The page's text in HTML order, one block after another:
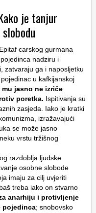
je tanjur
Epitaf carskog gurmana
nadziru i
zatvaraju ga i naposljetku
u kafkijanskoj
mu jasno ne izriče
poretka. Ispitivanja su
zasjeda. Iako je kratki
izražavajući
se može jasno
vrstu tržišnog
razdoblja ljudske
osobne slobode
imaju za cilj uvjeriti
treba iako on stvarno
anarhiju i protivljenje
pojedinca; snobovsko